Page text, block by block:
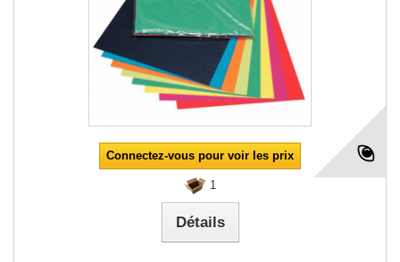
Connectez-vous pour voir les prix
1
Détails